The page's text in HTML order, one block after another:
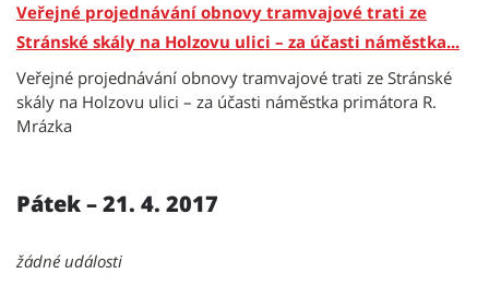
Veřejné projednávání obnovy tramvajové trati ze
Stránské skály na Holzovu ulici – za účasti náměstka...
Veřejné projednávání obnovy tramvajové trati ze Stránské
skály na Holzovu ulici – za účasti náměstka primátora R.
Mrázka
Pátek – 21. 4. 2017
žádné události